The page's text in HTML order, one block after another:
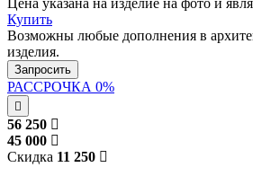
Купить
Возможны любые дополнения в
изделия.
Запросить
РАССРОЧКА 0%
56 250
45 000
Скидка 11 250